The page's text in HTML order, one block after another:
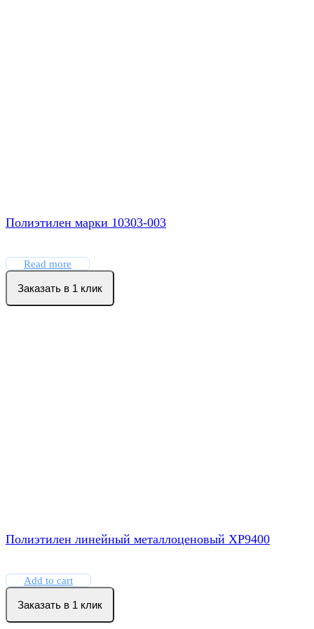
Полиэтилен марки 10303-003
Read more
Заказать в 1 клик
Полиэтилен линейный металлоценовый XP9400
Add to cart
Заказать в 1 клик